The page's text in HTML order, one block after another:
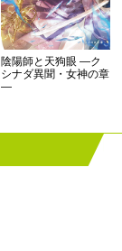
陰陽師と天狗眼 ―ク
シナダ異聞・女神の章
―